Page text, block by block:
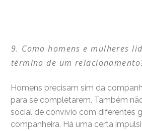
Como homens e mulheres
término de um
Homens precisam sim da
para se completarem. Também
social de convívio com diferentes
companheira. Há uma certa